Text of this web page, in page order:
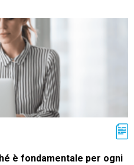
è fondamentale per ogni